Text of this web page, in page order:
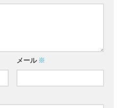
メール ※